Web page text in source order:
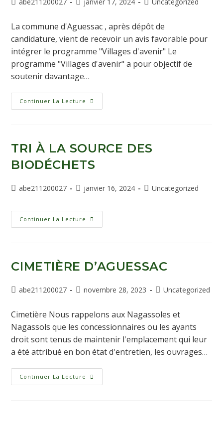
La commune d'Aguessac , après dépôt de
candidature, vient de recevoir un avis favorable pour
intégrer le programme "Villages d'avenir" Le
programme "Villages d'avenir" a pour objectif de
soutenir davantage…
Continuer La Lecture
TRI À LA SOURCE DES
BIODÉCHETS
abe211200027 janvier 16, 2024 Uncategorized
Continuer La Lecture
CIMETIÈRE D’AGUESSAC
abe211200027 novembre 28, 2023 Uncategorized
Cimetière Nous rappelons aux Nagassoles et
Nagassols que les concessionnaires ou les ayants
droit sont tenus de maintenir l'emplacement qui leur
a été attribué en bon état d'entretien, les ouvrages…
Continuer La Lecture